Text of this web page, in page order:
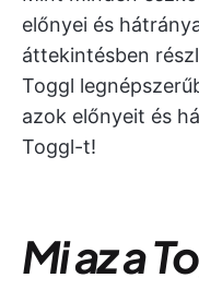
előnyei és
áttekintésben
Toggl
azok előnyeit és
Toggl-t!
Mi az a